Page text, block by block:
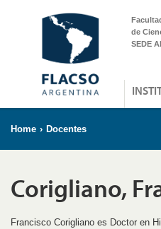
de
SEDE
Home › Docentes
Corigliano,
Francisco Corigliano es Doctor en